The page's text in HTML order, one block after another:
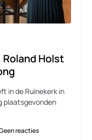
Holst
in de Ruïnekerk in
plaatsgevonden
reacties